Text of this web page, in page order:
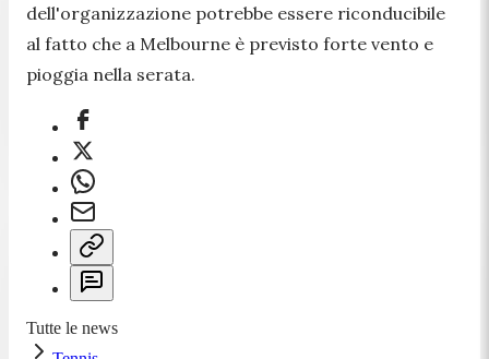
dell'organizzazione potrebbe essere riconducibile
al fatto che a Melbourne è previsto forte vento e
pioggia nella serata.
Tutte le news